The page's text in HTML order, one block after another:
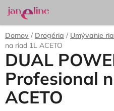
Prejsť
na
obsah
Domov / Drogéria / Umývanie
na riad 1L ACETO
DUAL
Profesional
ACETO